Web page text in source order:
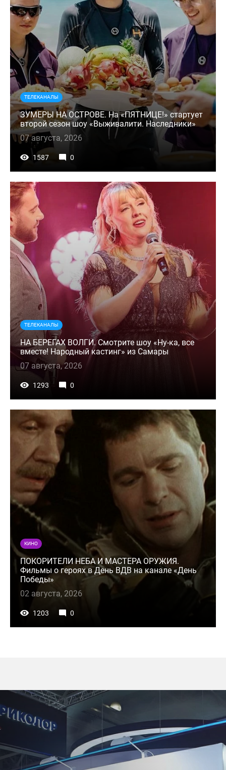
ТЕЛЕКАНАЛЫ
ЗУМЕРЫ НА ОСТРОВЕ. На «ПЯТНИЦЕ!» стартует
второй сезон шоу «Выживалити. Наследники»
07 августа, 2026
1587 0
ТЕЛЕКАНАЛЫ
НА БЕРЕГАХ ВОЛГИ. Смотрите шоу «Ну-ка, все
вместе! Народный кастинг» из Самары
07 августа, 2026
1293 0
КИНО
ПОКОРИТЕЛИ НЕБА И МАСТЕРА ОРУЖИЯ.
Фильмы о героях в День ВДВ на канале «День
Победы»
02 августа, 2026
1203 0